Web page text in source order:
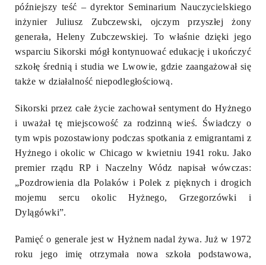
późniejszy teść – dyrektor Seminarium Nauczycielskiego
inżynier Juliusz Zubczewski, ojczym przyszłej żony
generała, Heleny Zubczewskiej. To właśnie dzięki jego
wsparciu Sikorski mógł kontynuować edukację i ukończyć
szkołę średnią i studia we Lwowie, gdzie zaangażował się
także w działalność niepodległościową.
Sikorski przez całe życie zachował sentyment do Hyżnego
i uważał tę miejscowość za rodzinną wieś. Świadczy o
tym wpis pozostawiony podczas spotkania z emigrantami z
Hyżnego i okolic w Chicago w kwietniu 1941 roku. Jako
premier rządu RP i Naczelny Wódz napisał wówczas:
„Pozdrowienia dla Polaków i Polek z pięknych i drogich
mojemu sercu okolic Hyżnego, Grzegorzówki i
Dylągówki”.
Pamięć o generale jest w Hyżnem nadal żywa. Już w 1972
roku jego imię otrzymała nowa szkoła podstawowa,